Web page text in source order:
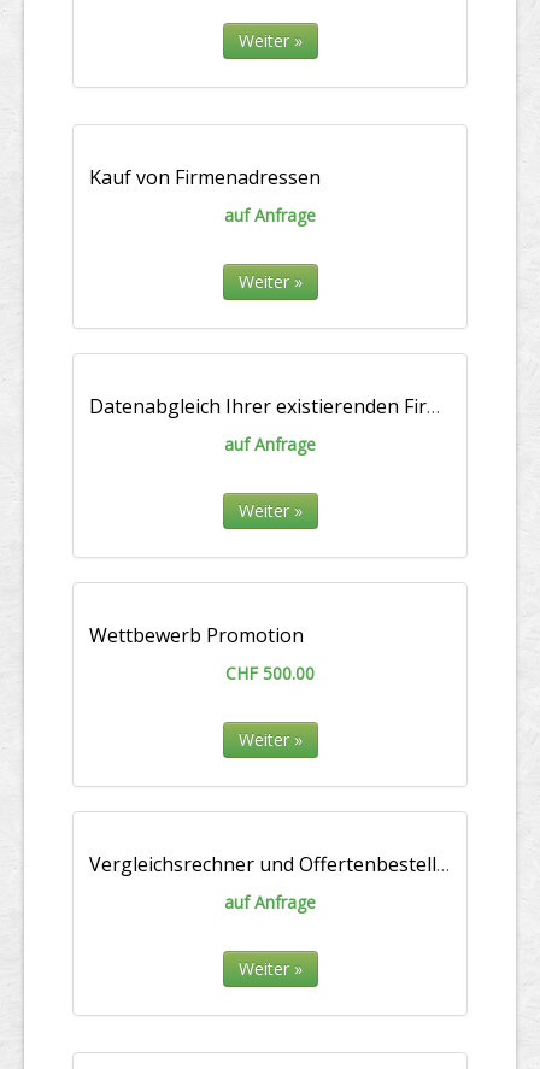
Weiter »
Kauf von Firmenadressen
auf Anfrage
Weiter »
Datenabgleich Ihrer existierenden Firmenliste
auf Anfrage
Weiter »
Wettbewerb Promotion
CHF 500.00
Weiter »
Vergleichsrechner und Offertenbestellung
auf Anfrage
Weiter »